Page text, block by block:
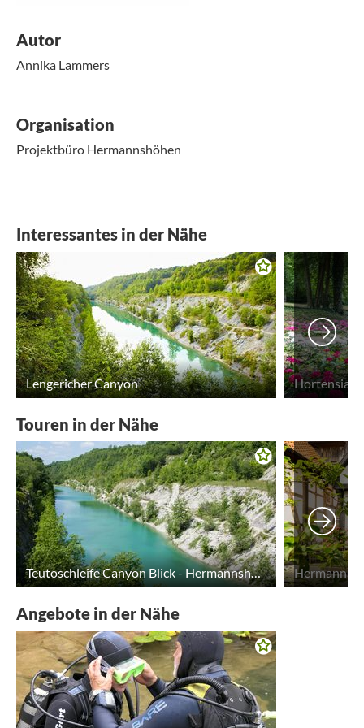
Autor
Annika Lammers
Organisation
Projektbüro Hermannshöhen
Interessantes in der Nähe
Lengericher Canyon
Touren in der Nähe
Teutoschleife Canyon Blick - Hermannshöhen Tourentipp 05
Angebote in der Nähe